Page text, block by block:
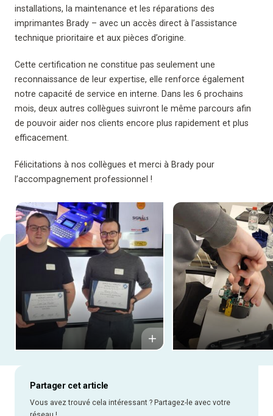
Partager cet article
Vous avez trouvé cela intéressant ? Partagez-le avec votre
installations, la maintenance et les réparations des
imprimantes Brady – avec un accès direct à l’assistance
technique prioritaire et aux pièces d’origine.
Cette certification ne constitue pas seulement une
reconnaissance de leur expertise, elle renforce également
notre capacité de service en interne. Dans les 6 prochains
mois, deux autres collègues suivront le même parcours afin
de pouvoir aider nos clients encore plus rapidement et plus
efficacement.
Félicitations à nos collègues et merci à Brady pour
l’accompagnement professionnel !